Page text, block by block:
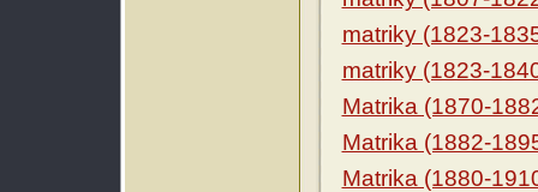
matriky (1823-
matriky (1823-
Matrika (1870-
Matrika (1882-
Matrika (1880-